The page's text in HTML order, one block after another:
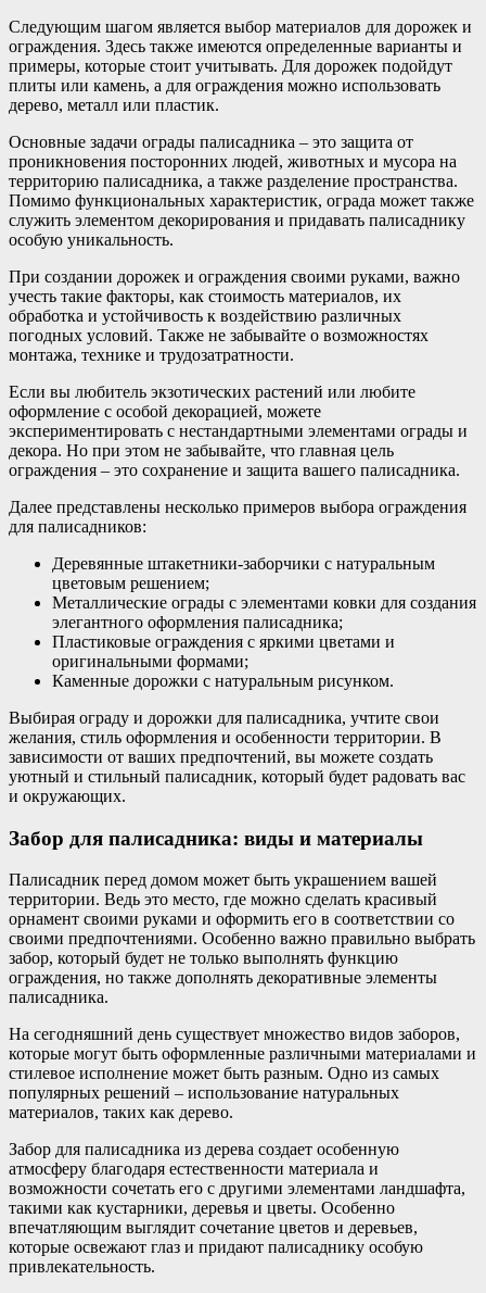
Следующим шагом является выбор материалов для дорожек и
ограждения. Здесь также имеются определенные варианты и
примеры, которые стоит учитывать. Для дорожек подойдут
плиты или камень, а для ограждения можно использовать
дерево, металл или пластик.
Основные задачи ограды палисадника – это защита от
проникновения посторонних людей, животных и мусора на
территорию палисадника, а также разделение пространства.
Помимо функциональных характеристик, ограда может также
служить элементом декорирования и придавать палисаднику
особую уникальность.
При создании дорожек и ограждения своими руками, важно
учесть такие факторы, как стоимость материалов, их
обработка и устойчивость к воздействию различных
погодных условий. Также не забывайте о возможностях
монтажа, технике и трудозатратности.
Если вы любитель экзотических растений или любите
оформление с особой декорацией, можете
экспериментировать с нестандартными элементами ограды и
декора. Но при этом не забывайте, что главная цель
ограждения – это сохранение и защита вашего палисадника.
Далее представлены несколько примеров выбора ограждения
для палисадников:
Деревянные штакетники-заборчики с натуральным
цветовым решением;
Металлические ограды с элементами ковки для создания
элегантного оформления палисадника;
Пластиковые ограждения с яркими цветами и
оригинальными формами;
Каменные дорожки с натуральным рисунком.
Выбирая ограду и дорожки для палисадника, учтите свои
желания, стиль оформления и особенности территории. В
зависимости от ваших предпочтений, вы можете создать
уютный и стильный палисадник, который будет радовать вас
и окружающих.
Забор для палисадника: виды и материалы
Палисадник перед домом может быть украшением вашей
территории. Ведь это место, где можно сделать красивый
орнамент своими руками и оформить его в соответствии со
своими предпочтениями. Особенно важно правильно выбрать
забор, который будет не только выполнять функцию
ограждения, но также дополнять декоративные элементы
палисадника.
На сегодняшний день существует множество видов заборов,
которые могут быть оформленные различными материалами и
стилевое исполнение может быть разным. Одно из самых
популярных решений – использование натуральных
материалов, таких как дерево.
Забор для палисадника из дерева создает особенную
атмосферу благодаря естественности материала и
возможности сочетать его с другими элементами ландшафта,
такими как кустарники, деревья и цветы. Особенно
впечатляющим выглядит сочетание цветов и деревьев,
которые освежают глаз и придают палисаднику особую
привлекательность.